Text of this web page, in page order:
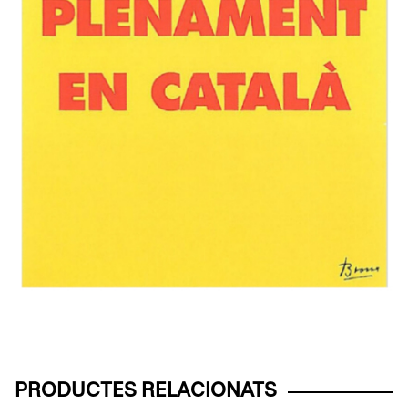
PRODUCTES RELACIONATS